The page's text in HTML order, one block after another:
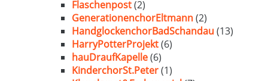
Flaschenpost(2)
GenerationenchorEltmann(2)
HandglockenchorBadSchandau(13)
HarryPotterProjekt(6)
hauDraufKapelle(6)
KinderchorSt.Peter(1)